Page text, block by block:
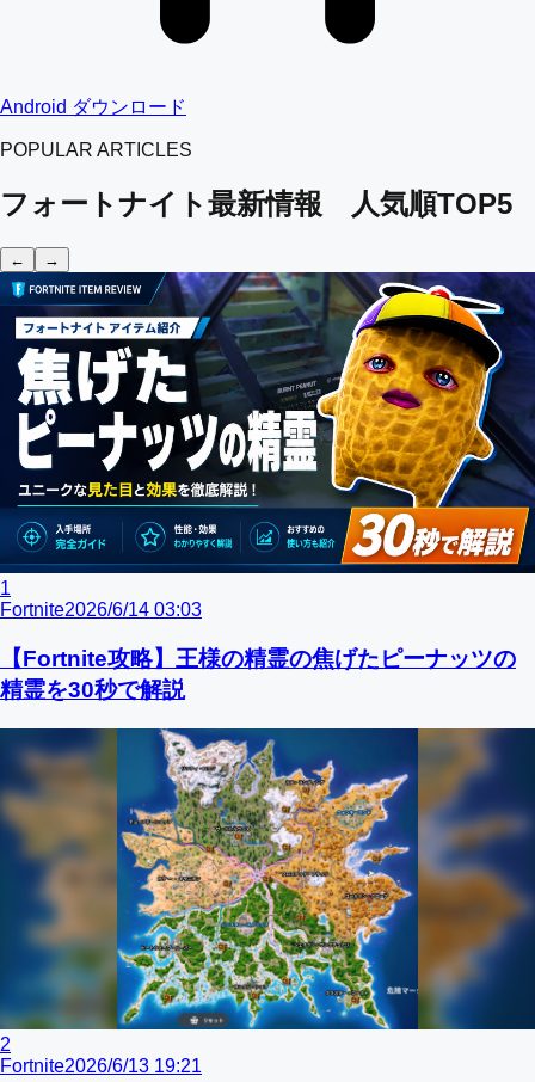
Android ダウンロード
POPULAR ARTICLES
フォートナイト最新情報 人気順TOP5
← →
1
Fortnite2026/6/14 03:03
【Fortnite攻略】王様の精霊の焦げたピーナッツの
精霊を30秒で解説
2
Fortnite2026/6/13 19:21